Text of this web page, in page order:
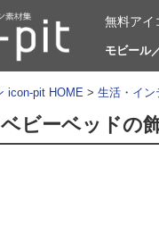
無料アイ
モビール
icon-pit HOME > 生活・イン
ビーベッドの